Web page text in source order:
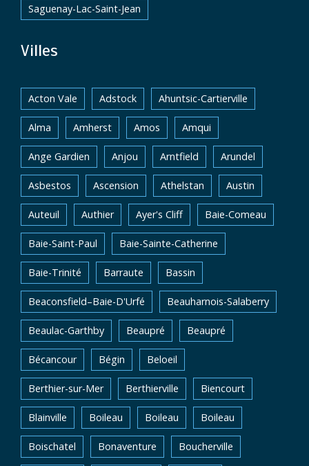
Saguenay-Lac-Saint-Jean
Villes
Acton Vale Adstock Ahuntsic-Cartierville
Alma Amherst Amos Amqui
Ange Gardien Anjou Arntfield Arundel
Asbestos Ascension Athelstan Austin
Auteuil Authier Ayer's Cliff Baie-Comeau
Baie-Saint-Paul Baie-Sainte-Catherine
Baie-Trinité Barraute Bassin
Beaconsfield–Baie-D'Urfé Beauharnois-Salaberry
Beaulac-Garthby Beaupré Beaupré
Bécancour Bégin Beloeil
Berthier-sur-Mer Berthierville Biencourt
Blainville Boileau Boileau Boileau
Boischatel Bonaventure Boucherville